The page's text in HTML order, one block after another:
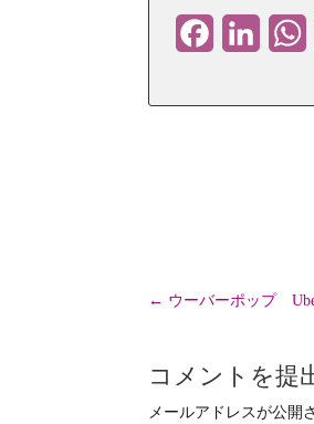
Facebook
← ウーバーポップ
コメントを提
メールアドレスが公開